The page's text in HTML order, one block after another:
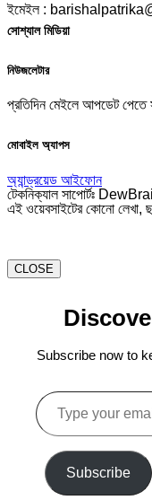
ইমেইল :
সোশ্যাল মিডিয়া
নিউজলেটার
প্রতিদিন মেইলে আপডেট পেতে
মোবাইল অ্যাপস
অ্যান্ড্রয়েড আইফোন
টেকনিক্যাল সাপোর্টঃ
এই ওয়েবসাইটের কোনো লেখা,
CLOSE
Subscribe now to
Type
your
email…
Subscribe